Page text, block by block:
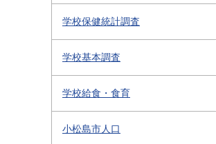
学校保健統計調査
学校基本調査
学校給食・食育
小松島市人口